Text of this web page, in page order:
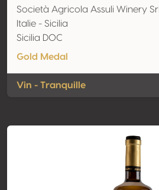
Società Agricola Assuli Winery Srl
Italie - Sicilia
Sicilia DOC
Gold Medal
Vin - Tranquille